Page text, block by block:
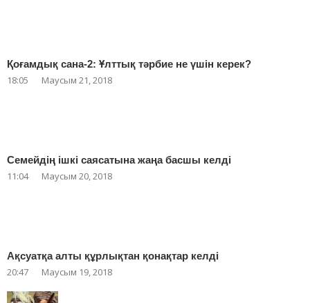
Қоғамдық сана-2: Ұлттық тәрбие не үшін керек?
18:05 Маусым 21, 2018
Семейдің ішкі саясатына жаңа басшы келді
11:04 Маусым 20, 2018
Ақсуатқа алты құрлықтан қонақтар келді
20:47 Маусым 19, 2018